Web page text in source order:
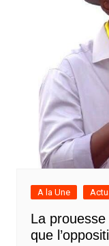
A la Une
La
que